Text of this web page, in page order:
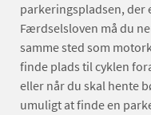
parkeringspladsen, der
Færdselsloven må du
samme sted som
finde plads til cyklen
eller når du skal hente
umuligt at finde en